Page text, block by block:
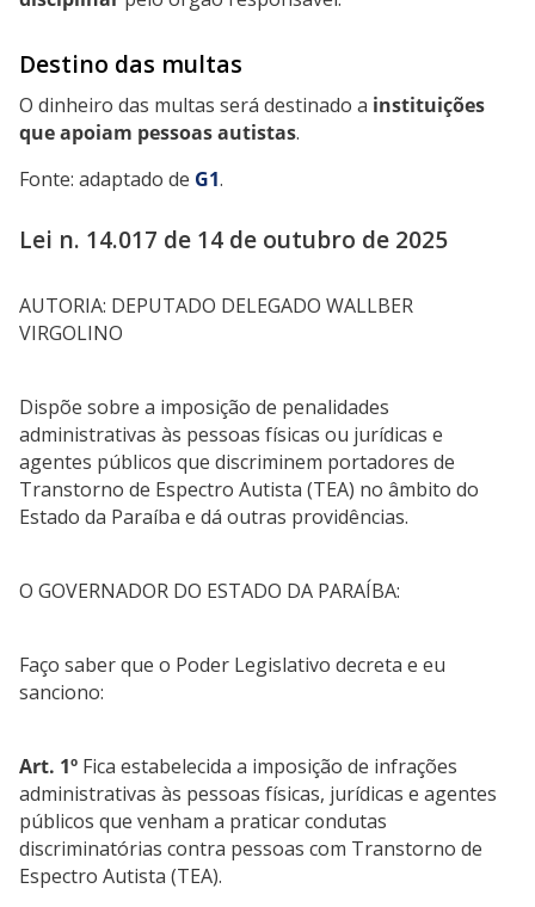
Destino das multas
O dinheiro das multas será destinado a instituições
que apoiam pessoas autistas.
Fonte: adaptado de G1.
Lei n. 14.017 de 14 de outubro de 2025
AUTORIA: DEPUTADO DELEGADO WALLBER
VIRGOLINO
Dispõe sobre a imposição de penalidades
administrativas às pessoas físicas ou jurídicas e
agentes públicos que discriminem portadores de
Transtorno de Espectro Autista (TEA) no âmbito do
Estado da Paraíba e dá outras providências.
O GOVERNADOR DO ESTADO DA PARAÍBA:
Faço saber que o Poder Legislativo decreta e eu
sanciono:
Art. 1º Fica estabelecida a imposição de infrações
administrativas às pessoas físicas, jurídicas e agentes
públicos que venham a praticar condutas
discriminatórias contra pessoas com Transtorno de
Espectro Autista (TEA).